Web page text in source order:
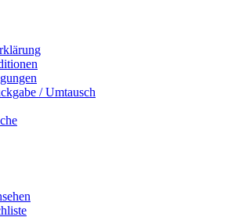
/ Umtausch